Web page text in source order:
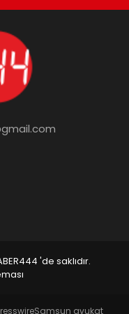
'de saklıdır.
Samsun avukat